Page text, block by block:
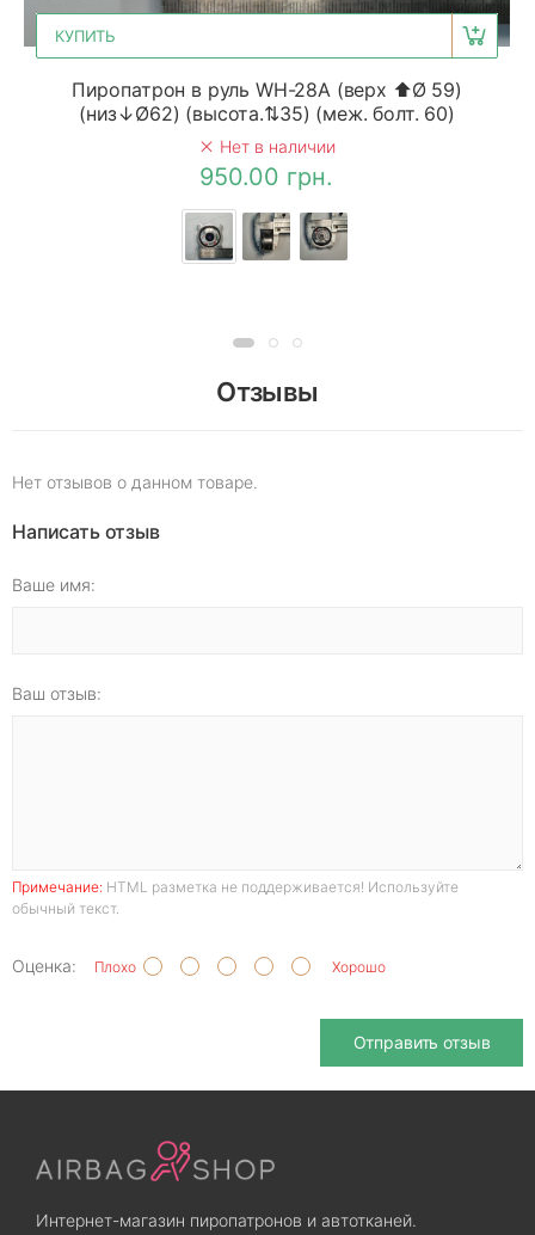
КУПИТЬ
Пиропатрон в руль WH-28A (верх ⬆Ø 59)
(низ↓Ø62) (высота.⇅35) (меж. болт. 60)
Нет в наличии
950.00 грн.
Отзывы
Нет отзывов о данном товаре.
Написать отзыв
Ваше имя:
Ваш отзыв:
Примечание: HTML разметка не поддерживается! Используйте
обычный текст.
Оценка: Плохо Хорошо
Отправить отзыв
Интернет-магазин пиропатронов и автотканей.